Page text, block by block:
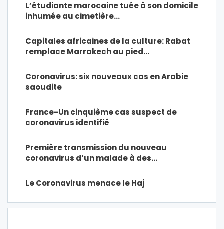
L’étudiante marocaine tuée à son domicile
inhumée au cimetière…
Capitales africaines de la culture: Rabat
remplace Marrakech au pied…
Coronavirus: six nouveaux cas en Arabie
saoudite
France-Un cinquième cas suspect de
coronavirus identifié
Première transmission du nouveau
coronavirus d’un malade à des…
Le Coronavirus menace le Haj